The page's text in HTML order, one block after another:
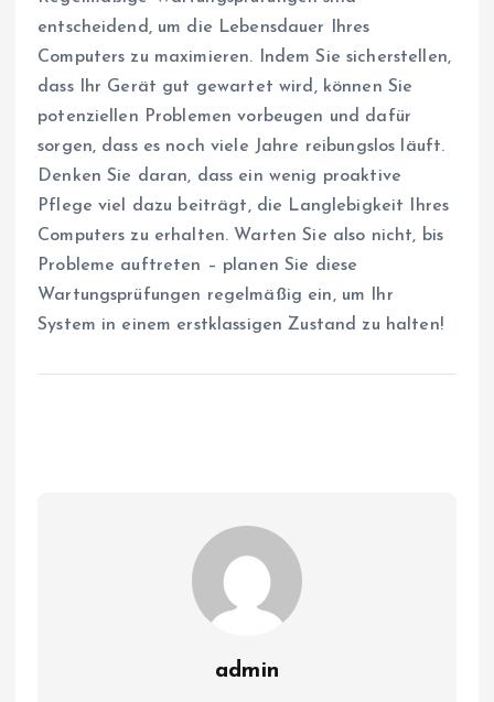
entscheidend, um die Lebensdauer Ihres
Computers zu maximieren. Indem Sie sicherstellen,
dass Ihr Gerät gut gewartet wird, können Sie
potenziellen Problemen vorbeugen und dafür
sorgen, dass es noch viele Jahre reibungslos läuft.
Denken Sie daran, dass ein wenig proaktive
Pflege viel dazu beiträgt, die Langlebigkeit Ihres
Computers zu erhalten. Warten Sie also nicht, bis
Probleme auftreten – planen Sie diese
Wartungsprüfungen regelmäßig ein, um Ihr
System in einem erstklassigen Zustand zu halten!
admin